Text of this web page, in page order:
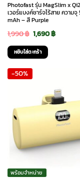
Photofast รุ่น MagSlim x
เวอร์แบงค์ชาร์จไร้สาย ความ
mAh – สี Purple
1,990฿ Original
price
was:
1,690฿Current
หยิบใส่ตะกร้า
-50%
พร้อมจำหน่าย